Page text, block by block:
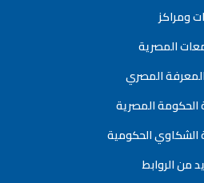
ومراكز
المصرية
المصري
الحكومة المصرية
الشكاوي الحكومية
من الروابط